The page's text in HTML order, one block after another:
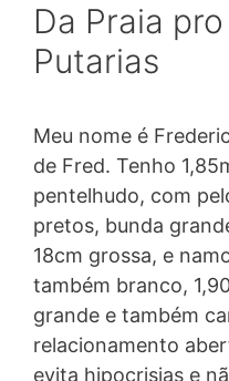
Da Praia
Putarias
Meu nome é
de Fred. Tenho
pentelhudo, com
pretos, bunda
18cm grossa, e
também branco,
grande e também
relacionamento
evita hipocrisias e